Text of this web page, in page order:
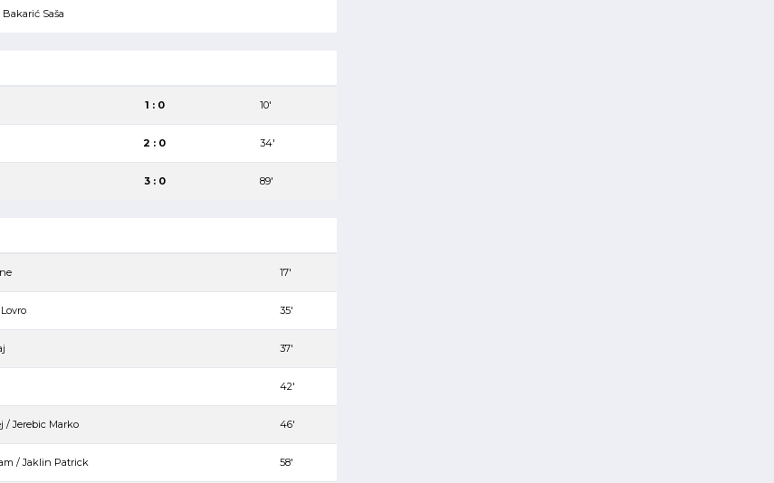
Bakarić Saša
1 : 0 10′
2 : 0 34′
3 : 0 89′
17′
35′
37′
42′
/ Jerebic Marko 46′
/ Jaklin Patrick 58′